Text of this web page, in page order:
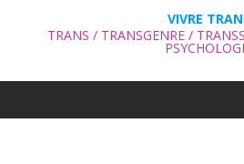
VIVRE
TRANS / TRANSGENRE /